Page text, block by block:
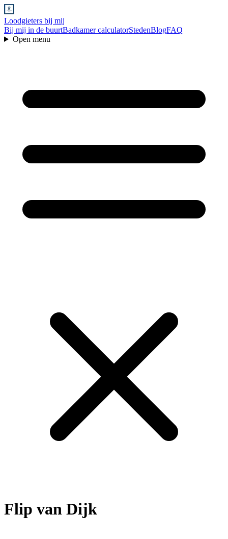
Loodgieters bij mij
Bij mij in de buurtBadkamer calculatorStedenBlogFAQ
Open menu
Flip van Dijk